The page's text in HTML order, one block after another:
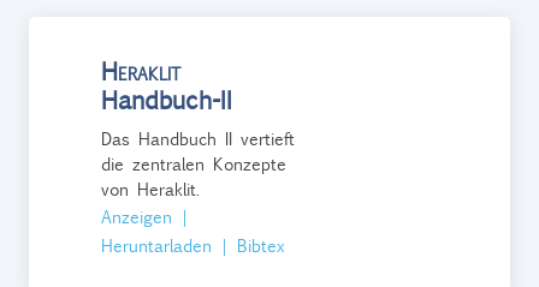
Heraklit
Handbuch-II
Das Handbuch II vertieft
die zentralen Konzepte
von Heraklit.
Anzeigen |
Heruntarladen | Bibtex